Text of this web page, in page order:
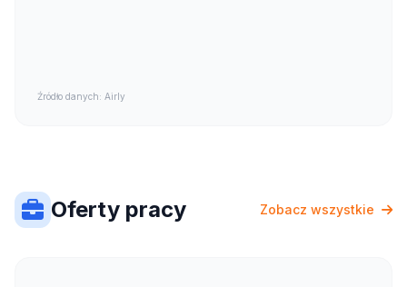
Źródło danych: Airly
Oferty pracy Zobacz wszystkie